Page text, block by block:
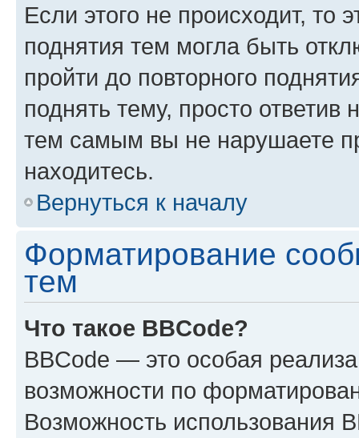
Если этого не происходит, то
поднятия тем могла быть
пройти до повторного
поднять тему, просто ответив
тем самым вы не нарушаете
находитесь.
Вернуться к началу
Форматирование
тем
Что такое BBCode?
BBCode — это особая
возможности по
Возможность использования